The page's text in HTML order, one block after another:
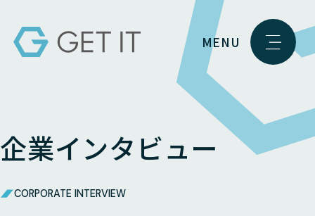
MENU
企業インタビュー
CORPORATE INTERVIEW